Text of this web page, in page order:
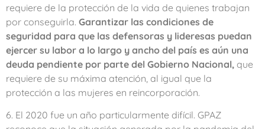
requiere de la protección de la vida de quienes trabajan
por conseguirla. Garantizar las condiciones de
seguridad para que las defensoras y lideresas puedan
ejercer su labor a lo largo y ancho del país es aún una
deuda pendiente por parte del Gobierno Nacional, que
requiere de su máxima atención, al igual que la
protección a las mujeres en reincorporación.
6. El 2020 fue un año particularmente difícil. GPAZ